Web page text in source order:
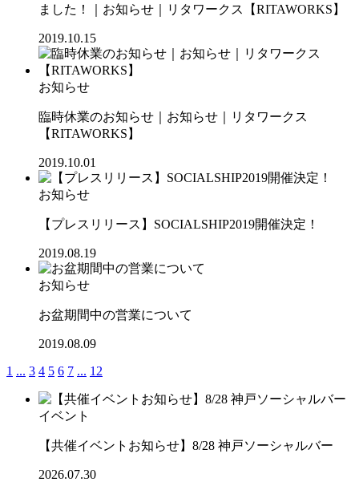
ました！｜お知らせ｜リタワークス【RITAWORKS】
2019.10.15
お知らせ
臨時休業のお知らせ｜お知らせ｜リタワークス
【RITAWORKS】
2019.10.01
お知らせ
【プレスリリース】SOCIALSHIP2019開催決定！
2019.08.19
お知らせ
お盆期間中の営業について
2019.08.09
1 ... 3 4 5 6 7 ... 12
イベント
【共催イベントお知らせ】8/28 神戸ソーシャルバー
2026.07.30